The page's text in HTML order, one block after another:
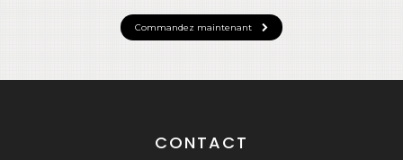
Commandez maintenant
CONTACT